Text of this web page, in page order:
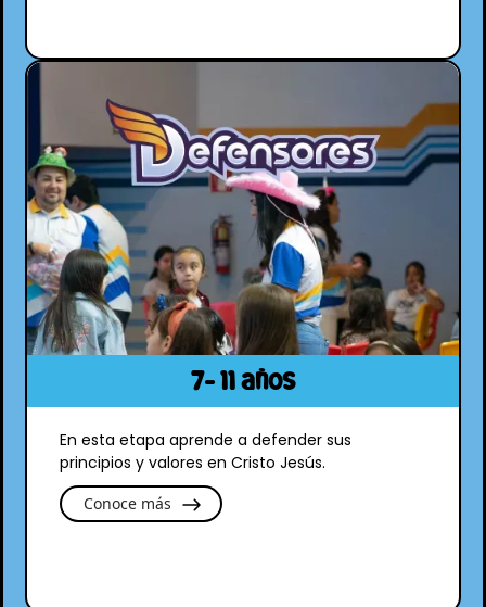
7- 11 años
En esta etapa aprende a defender sus
principios y valores en Cristo Jesús.
Conoce más